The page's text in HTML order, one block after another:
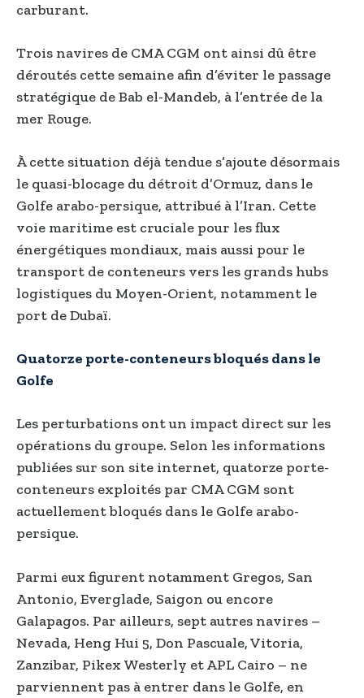
carburant.
Trois navires de CMA CGM ont ainsi dû être
déroutés cette semaine afin d’éviter le passage
stratégique de Bab el-Mandeb, à l’entrée de la
mer Rouge.
À cette situation déjà tendue s’ajoute désormais
le quasi-blocage du détroit d’Ormuz, dans le
Golfe arabo-persique, attribué à l’Iran. Cette
voie maritime est cruciale pour les flux
énergétiques mondiaux, mais aussi pour le
transport de conteneurs vers les grands hubs
logistiques du Moyen-Orient, notamment le
port de Dubaï.
Quatorze porte-conteneurs bloqués dans le
Golfe
Les perturbations ont un impact direct sur les
opérations du groupe. Selon les informations
publiées sur son site internet, quatorze porte-
conteneurs exploités par CMA CGM sont
actuellement bloqués dans le Golfe arabo-
persique.
Parmi eux figurent notamment Gregos, San
Antonio, Everglade, Saigon ou encore
Galapagos. Par ailleurs, sept autres navires –
Nevada, Heng Hui 5, Don Pascuale, Vitoria,
Zanzibar, Pikex Westerly et APL Cairo – ne
parviennent pas à entrer dans le Golfe, en